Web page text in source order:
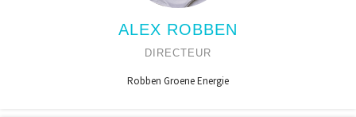
ALEX ROBBEN
DIRECTEUR
Robben Groene Energie